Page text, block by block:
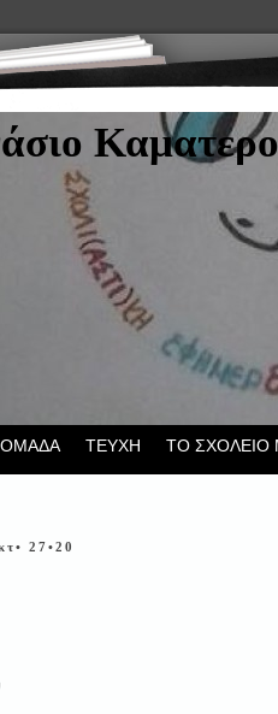
ΟΜΑΔΑ ΤΕΥΧΗ ΤΟ ΣΧΟΛΕΙΟ
27•20